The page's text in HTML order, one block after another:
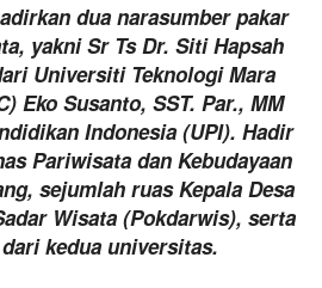
dua narasumber pakar
yakni Sr Ts Dr. Siti Hapsah
Universiti Teknologi Mara
Eko Susanto, SST. Par., MM
Indonesia (UPI). Hadir
Pariwisata dan Kebudayaan
sejumlah ruas Kepala Desa
Wisata (Pokdarwis), serta
kedua universitas.